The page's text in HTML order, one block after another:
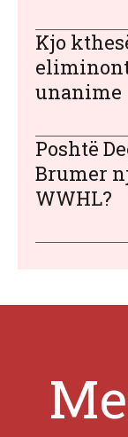
Kjo
unanime
Poshtë
Brumer
WWHL?